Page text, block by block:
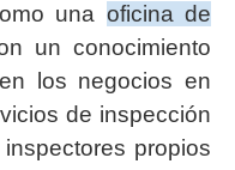
una oficina de
un conocimiento
los negocios en
de inspección
propios